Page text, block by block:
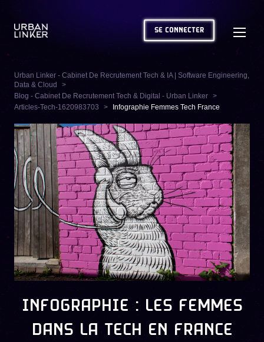
SE CONNECTER
Urban Linker - Cabinet De Recrutement Tech & IA | Software Engineering,
Data & Cloud
Blog - Cabinet De Recrutement Tech & Digital - Urban Linker
Articles-Tech-1620983703
Infographie Femmes Tech France
INFOGRAPHIE : LES FEMMES
DANS LA TECH EN FRANCE